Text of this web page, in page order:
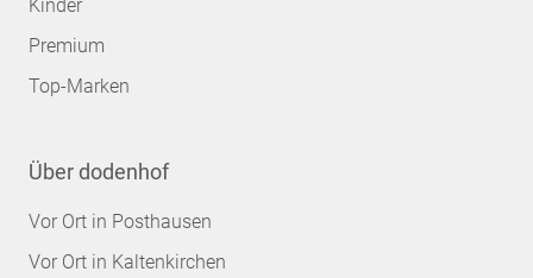
Kinder
Premium
Top-Marken
Über dodenhof
Vor Ort in Posthausen
Vor Ort in Kaltenkirchen